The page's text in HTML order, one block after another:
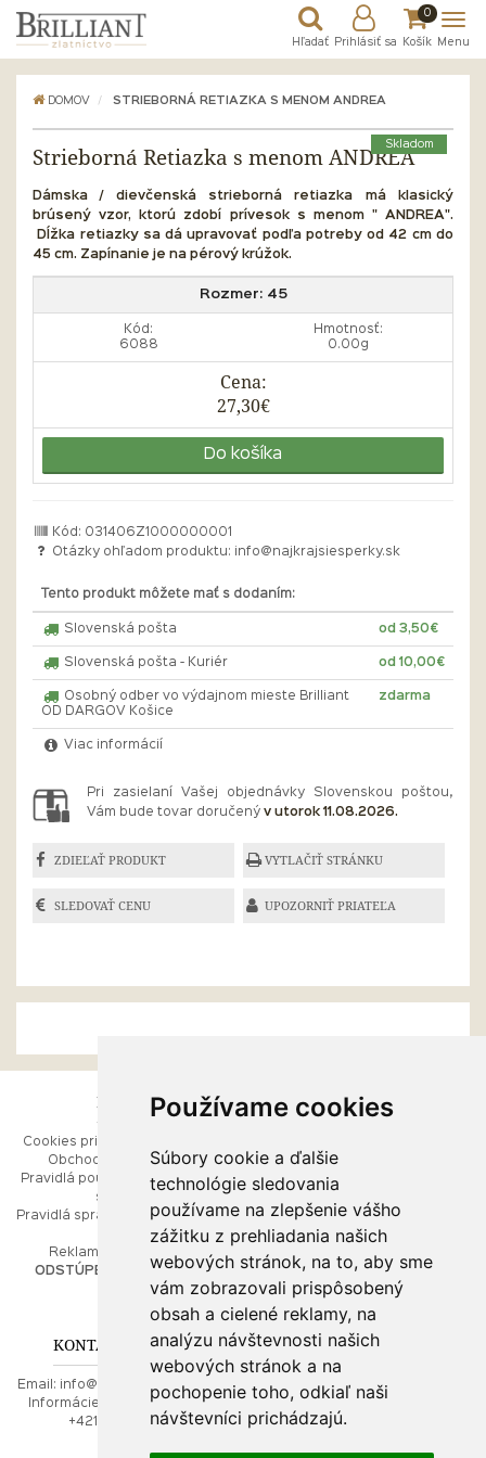
Používame cookies
Súbory cookie a ďalšie
technológie sledovania
používame na zlepšenie vášho
zážitku z prehliadania našich
webových stránok, na to, aby sme
vám zobrazovali prispôsobený
obsah a cielené reklamy, na
analýzu návštevnosti našich
webových stránok a na
pochopenie toho, odkiaľ naši
návštevníci prichádzajú.
Hľadať Prihlásiť sa
0
Košík Menu
DOMOV STRIEBORNÁ RETIAZKA S MENOM ANDREA
Skladom
Strieborná Retiazka s menom ANDREA
Dámska / dievčenská strieborná retiazka má klasický
brúsený vzor, ktorú zdobí prívesok s menom " ANDREA".
Dĺžka retiazky sa dá upravovať podľa potreby od 42 cm do
45 cm. Zapínanie je na pérový krúžok.
Rozmer: 45
Kód:
6088
Hmotnosť:
0.00g
Cena:
27,30€
Do košíka
Kód: 031406Z1000000001
Otázky ohľadom produktu:
info@najkrajsiesperky.sk
Tento produkt môžete mať s dodaním:
Slovenská pošta od 3,50€
Slovenská pošta - Kuriér od 10,00€
Osobný odber vo výdajnom mieste Brilliant
OD DARGOV Košice
zdarma
Viac informácií
Pri zasielaní Vašej objednávky Slovenskou poštou,
Vám bude tovar doručený v utorok 11.08.2026.
ZDIEĽAŤ PRODUKT VYTLAČIŤ STRÁNKU
SLEDOVAŤ CENU UPOZORNIŤ PRIATEĽA
ESHOP
Cookies pri prezeraní stránok
Obchodné podmienky
Pravidlá používania webových
stránok
Pravidlá spracúvania osobných
Reklamačný poriadok
ODSTÚPENIE OD ZMLUVY
RÝCHLE MENU
Ako balíme Vaše šperky
Kontaktujte nás
PORADŇA
Ako nakupovať
O drahých kovoch
Doprava a poštovné
KONTAKT NA NÁS
Email:
info@najkrajsiesperky.sk
Informácie:
+421917 881556,
+421556224323